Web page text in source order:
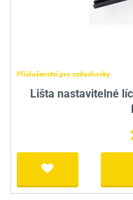
Příslušenství pro vzduchovky
Lišta nastavitelné